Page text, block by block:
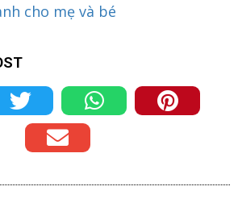
cho mẹ và bé